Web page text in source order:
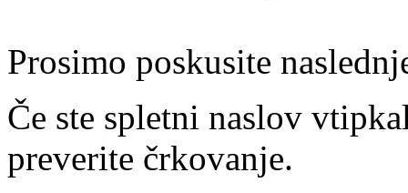
Prosimo poskusite
Če ste spletni naslov
preverite črkovanje.